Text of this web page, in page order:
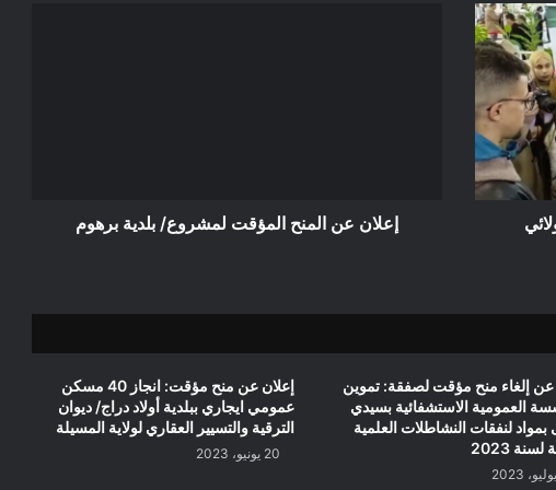
إعلان عن المنح المؤقت لمشروع/ بلدية برهوم
عن إلغاء منح مؤقت لصفقة: تموين
العمومية الاستشفائية بسيدي
لنفقات النشاطلات العلمية
2023
إعلان عن منح مؤقت: انجاز 40 مسكن
عمومي ايجاري ببلدية أولاد دراج/ ديوان
الترقية والتسيير العقاري لولاية المسيلة
20 يونيو، 2023